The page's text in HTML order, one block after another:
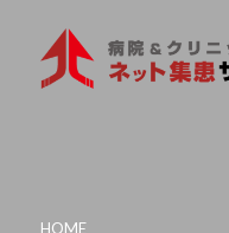
HOME